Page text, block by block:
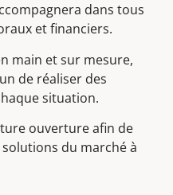
dans tous
et financiers.
main et sur mesure,
de réaliser des
situation.
ouverture afin de
du marché à